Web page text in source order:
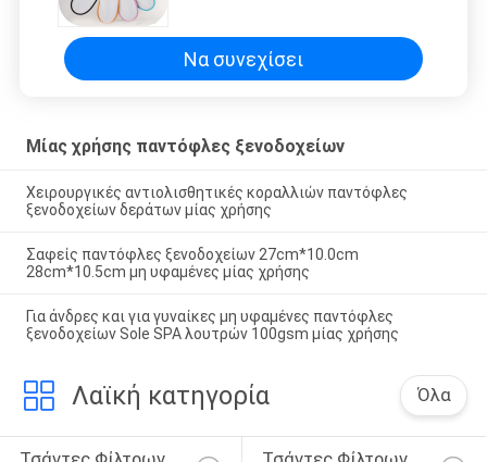
Να συνεχίσει
Μίας χρήσης παντόφλες ξενοδοχείων
Χειρουργικές αντιολισθητικές κοραλλιών παντόφλες
ξενοδοχείων δεράτων μίας χρήσης
Σαφείς παντόφλες ξενοδοχείων 27cm*10.0cm
28cm*10.5cm μη υφαμένες μίας χρήσης
Για άνδρες και για γυναίκες μη υφαμένες παντόφλες
ξενοδοχείων Sole SPA λουτρών 100gsm μίας χρήσης
Λαϊκή κατηγορία Όλα